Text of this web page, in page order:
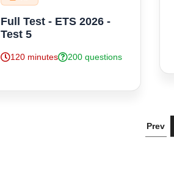
Full Test - ETS 2026 -
Test 5
120 minutes 200 questions
Prev